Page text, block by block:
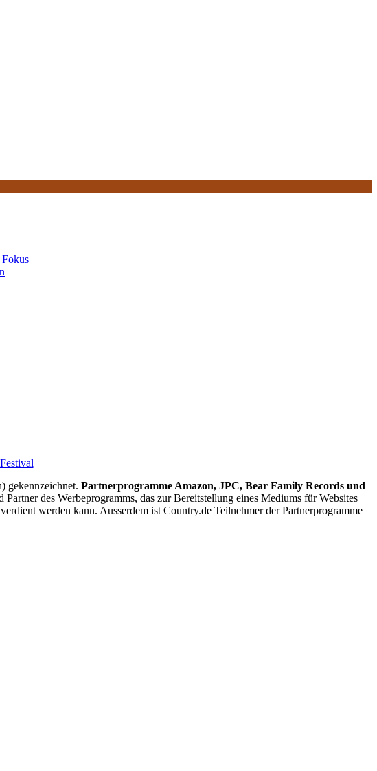
gekennzeichnet. Partnerprogramme Amazon, JPC, Bear Family Records und
Partner des Werbeprogramms, das zur Bereitstellung eines Mediums für Websites
werden kann. Ausserdem ist Country.de Teilnehmer der Partnerprogramme